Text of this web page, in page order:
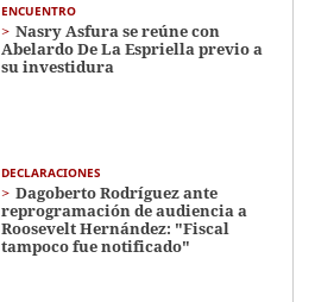
ENCUENTRO
Nasry Asfura se reúne con
Abelardo De La Espriella previo a
su investidura
DECLARACIONES
Dagoberto Rodríguez ante
reprogramación de audiencia a
Roosevelt Hernández: "Fiscal
tampoco fue notificado"